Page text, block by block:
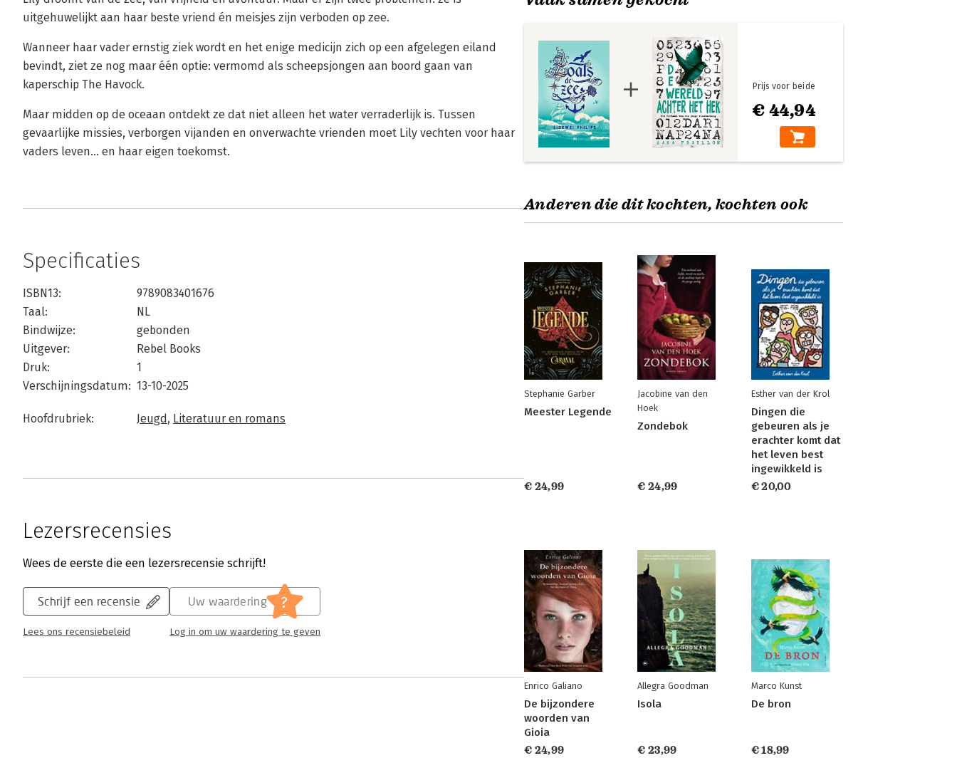
uitgehuwelijkt aan haar beste vriend én meisjes zijn verboden op zee.
Wanneer haar vader ernstig ziek wordt en het enige medicijn zich op een afgelegen eiland
bevindt, ziet ze nog maar één optie: vermomd als scheepsjongen aan boord gaan van
kaperschip The Havock.
Maar midden op de oceaan ontdekt ze dat niet alleen het water verraderlijk is. Tussen
gevaarlijke missies, verborgen vijanden en onverwachte vrienden moet Lily vechten voor haar
vaders leven… en haar eigen toekomst.
Specificaties
ISBN13:
9789083401676
Taal:
NL
Bindwijze:
gebonden
Uitgever:
Rebel Books
Druk:
1
Verschijningsdatum: 13-10-2025
Hoofdrubriek: Jeugd, Literatuur en romans
Lezersrecensies
Wees de eerste die een lezersrecensie schrijft!
Schrijf een recensie
Lees ons recensiebeleid
Uw waardering ?
Log in om uw waardering te geven
€ 44,94
Prijs voor beide
Anderen die dit kochten, kochten ook
Stephanie Garber
Meester Legende
€ 24,99
Jacobine van den
Hoek
Zondebok
€ 24,99
Esther van der Krol
Dingen die
gebeuren als je
erachter komt dat
het leven best
ingewikkeld is
€ 20,00
Enrico Galiano
De bijzondere
woorden van
Gioia
€ 24,99
Allegra Goodman
Isola
€ 23,99
Marco Kunst
De bron
€ 18,99